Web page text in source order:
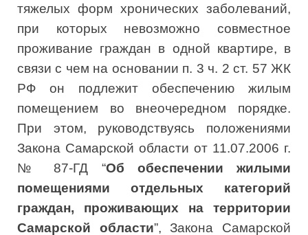
тяжелых форм хронических заболеваний,
при которых невозможно совместное
проживание граждан в одной квартире, в
связи с чем на основании п. 3 ч. 2 ст. 57 ЖК
РФ он подлежит обеспечению жилым
помещением во внеочередном порядке.
При этом, руководствуясь положениями
Закона Самарской области от 11.07.2006 г.
№ 87-ГД “Об обеспечении жилыми
помещениями отдельных категорий
граждан, проживающих на территории
Самарской области”, Закона Самарской